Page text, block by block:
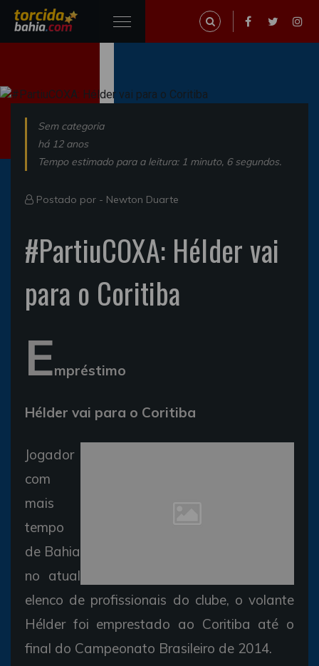
Sem categoria
há 12 anos
Tempo estimado para a leitura: 1 minuto, 6 segundos.
Postado por - Newton Duarte
#PartiuCOXA: Hélder vai
para o Coritiba
Empréstimo
Hélder vai para o Coritiba
Jogador
com
mais
tempo
de Bahia
no atual
elenco de profissionais do clube, o volante
Hélder foi emprestado ao Coritiba até o
final do Campeonato Brasileiro de 2014.